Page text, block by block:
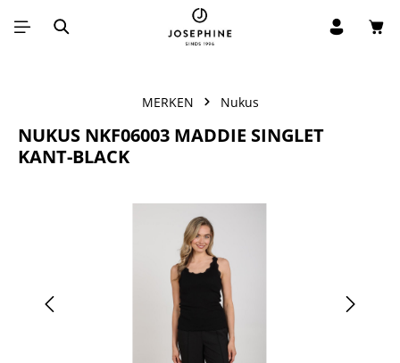
Ga naar de hoofdinhoud
MERKEN Nukus
NUKUS NKF06003 MADDIE SINGLET
KANT-BLACK